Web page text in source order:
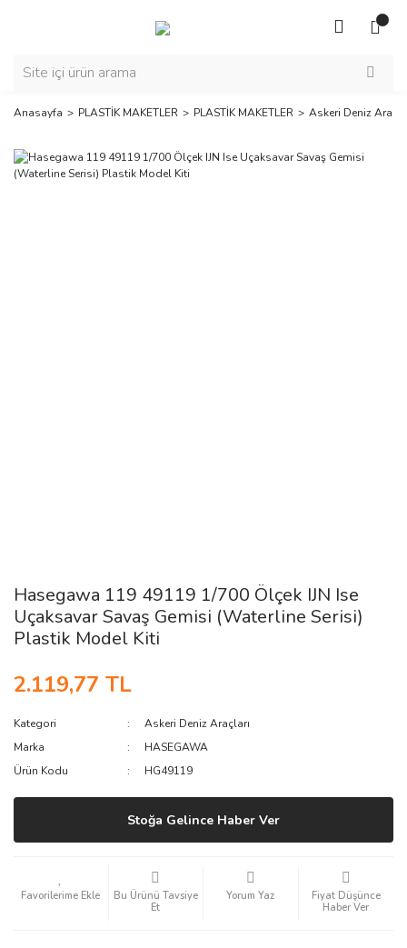
Anasayfa PLASTİK MAKETLER PLASTİK MAKETLER Askeri Deniz
Hasegawa 119 49119 1/700 Ölçek IJN Ise
Uçaksavar Savaş Gemisi (Waterline Serisi)
Plastik Model Kiti
2.119,77 TL
Kategori
Askeri Deniz Araçları
Marka
HASEGAWA
Ürün Kodu
HG49119
Stoğa Gelince Haber Ver
Bu Ürünü Tavsiye
Et
Yorum Yaz
Fiyat Düşünce
Haber Ver